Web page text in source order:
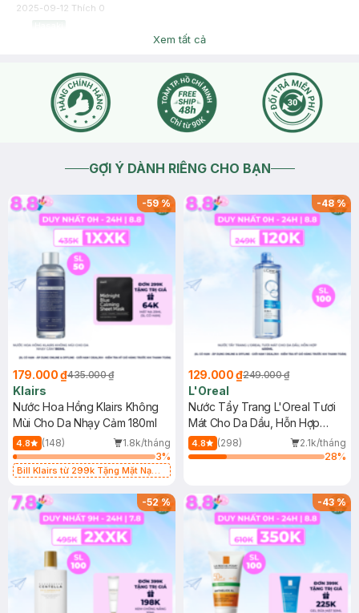
2025-09-12 Thích 0
Dạ được ạ, bạn có thể dùng ngày và đêm ạ
Xem tất cả
GỢI Ý DÀNH RIÊNG CHO BẠN
-59%
179.000 ₫435.000 ₫
Klairs
Nước Hoa Hồng Klairs Không
Mùi Cho Da Nhạy Cảm 180ml
4.8 (148)
1.8k/tháng
3%
Bill Klairs từ 299k Tặng Mặt Nạ
25ml (SL Có Hạn)
-48%
129.000 ₫249.000 ₫
L'Oreal
Nước Tẩy Trang L'Oreal Tươi
Mát Cho Da Dầu, Hỗn Hợp
400ml
4.8 (298)
2.1k/tháng
28%
-52% -43%